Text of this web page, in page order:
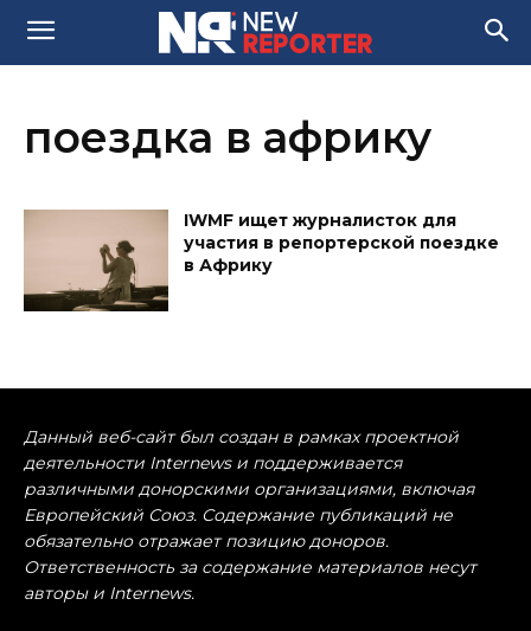
поездка в африку
IWMF ищет журналисток для
участия в репортерской поездке
в Африку
Данный веб-сайт был создан в рамках проектной
деятельности Internews и поддерживается
различными донорскими организациями, включая
Европейский Союз. Содержание публикаций не
обязательно отражает позицию доноров.
Ответственность за содержание материалов несут
авторы и Internews.